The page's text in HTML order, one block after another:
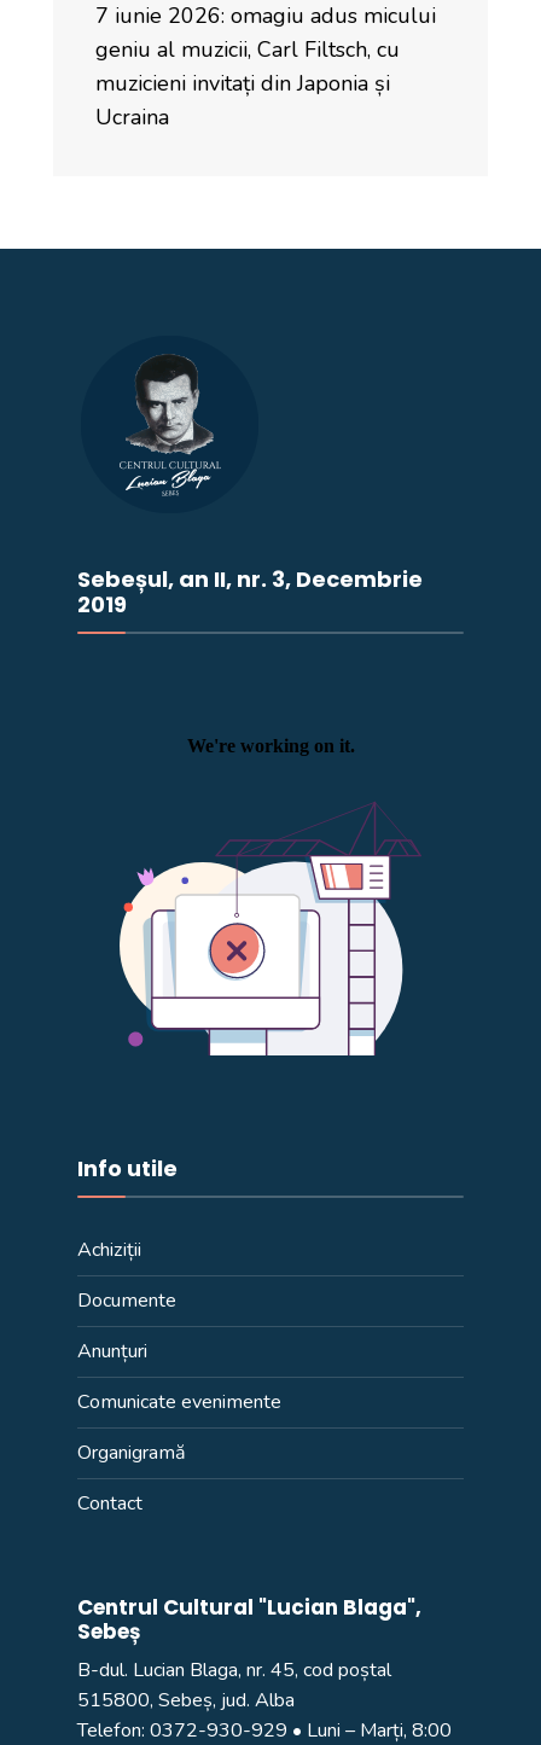
7 iunie 2026: omagiu adus micului
geniu al muzicii, Carl Filtsch, cu
muzicieni invitați din Japonia și
Ucraina
Sebeșul, an II, nr. 3, Decembrie
2019
Info utile
Achiziții
Documente
Anunțuri
Comunicate evenimente
Organigramă
Contact
Centrul Cultural "Lucian Blaga",
Sebeș
B-dul. Lucian Blaga, nr. 45, cod poștal
515800, Sebeș, jud. Alba
Telefon: 0372-930-929 • Luni – Marți, 8:00